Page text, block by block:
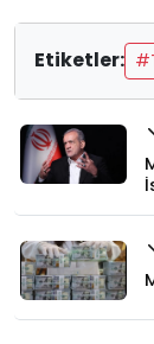
Etiketler: